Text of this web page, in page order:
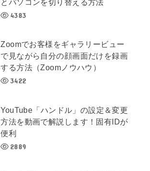
4383
Zoomでお客様をギャラリービュー
で見ながら自分の顔画面だけを録画
する方法（Zoomノウハウ）
3422
YouTube「ハンドル」の設定＆変更
方法を動画で解説します！固有IDが
便利
2889